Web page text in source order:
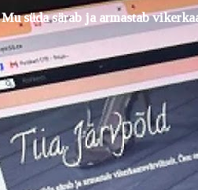
Mu süda särab ja armastab